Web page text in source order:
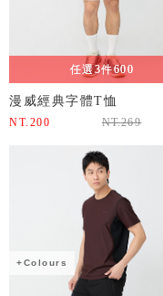
任選3件600
漫威經典字體T恤
NT. 200 NT.269
+Colours